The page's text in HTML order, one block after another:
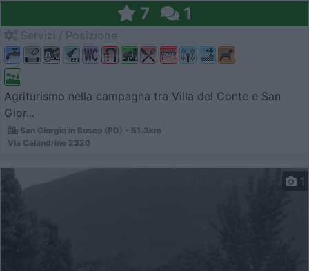
7 1
Agriturismo nella campagna tra Villa del Conte e San
Gior...
San Giorgio in Bosco (PD) - 51.3km
Via Calandrine 2320
1